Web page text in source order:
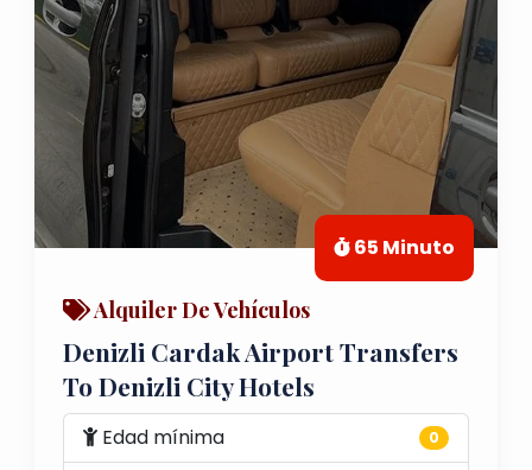
65 Minuto
Alquiler De Vehículos
Denizli Cardak Airport Transfers
To Denizli City Hotels
Edad mínima 0